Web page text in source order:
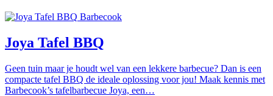
Barbecook
Joya Tafel BBQ
Geen tuin maar je houdt wel van een lekkere barbecue? Dan is een
compacte tafel BBQ de ideale oplossing voor jou! Maak kennis met
Barbecook’s tafelbarbecue Joya, een…